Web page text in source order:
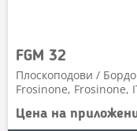
FGM 32
Плоскоподови /
Frosinone, Frosinone,
Цена на